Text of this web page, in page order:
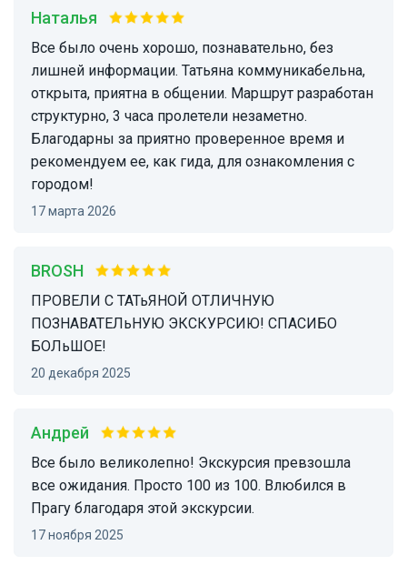
Наталья
Все было очень хорошо, познавательно, без
лишней информации. Татьяна коммуникабельна,
открыта, приятна в общении. Маршрут разработан
структурно, 3 часа пролетели незаметно.
Благодарны за приятно проверенное время и
рекомендуем ее, как гида, для ознакомления с
городом!
17 марта 2026
BROSH
ПРОВЕЛИ С ТАТьЯНОЙ ОТЛИЧНУЮ
ПОЗНАВАТЕЛьНУЮ ЭКСКУРСИЮ! СПАСИБО
БОЛьШОЕ!
20 декабря 2025
Андрей
Все было великолепно! Экскурсия превзошла
все ожидания. Просто 100 из 100. Влюбился в
Прагу благодаря этой экскурсии.
17 ноября 2025